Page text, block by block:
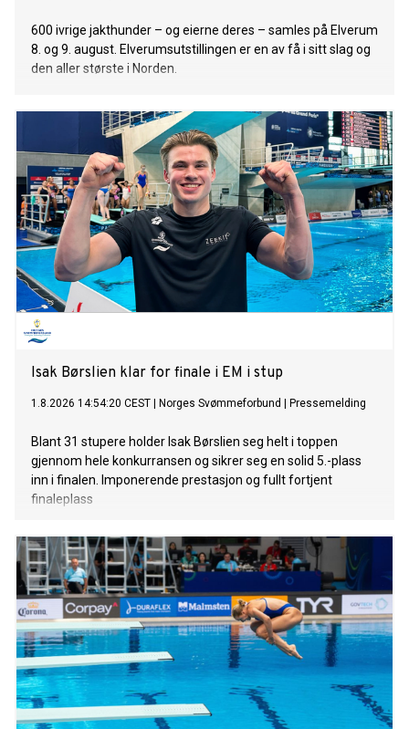
600 ivrige jakthunder – og eierne deres – samles på Elverum
8. og 9. august. Elverumsutstillingen er en av få i sitt slag og
den aller største i Norden.
Isak Børslien klar for finale i EM i stup
1.8.2026 14:54:20 CEST Norges Svømmeforbund Pressemelding
Blant 31 stupere holder Isak Børslien seg helt i toppen
gjennom hele konkurransen og sikrer seg en solid 5.-plass
inn i finalen. Imponerende prestasjon og fullt fortjent
finaleplass